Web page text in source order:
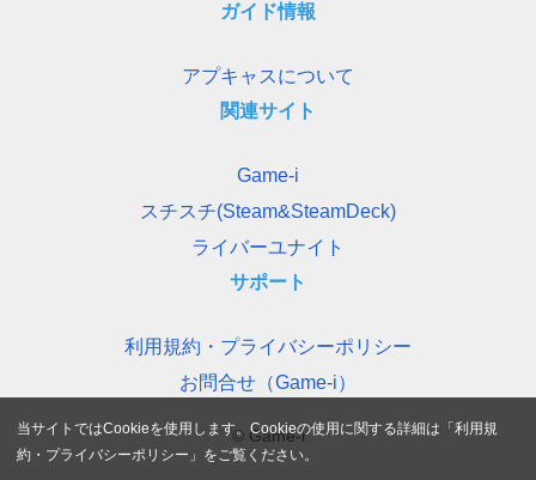
ガイド情報
アプキャスについて
関連サイト
Game-i
スチスチ(Steam&SteamDeck)
ライバーユナイト
サポート
利用規約・プライバシーポリシー
お問合せ（Game-i）
© Game-i
当サイトではCookieを使用します。Cookieの使用に関する詳細は「利用規
約・プライバシーポリシー 」をご覧ください。